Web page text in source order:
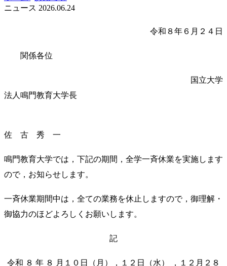
ニュース 2026.06.24
令和８年６月２４日
関係各位
国立大学
法人鳴門教育大学長
佐 古 秀 一
鳴門教育大学では，下記の期間，全学一斉休業を実施します
ので，お知らせします。
一斉休業期間中は，全ての業務を休止しますので，御理解・
御協力のほどよろしくお願いします。
記
令和 ８ 年 ８ 月１０日（月），１２日（水） ，１２月２８